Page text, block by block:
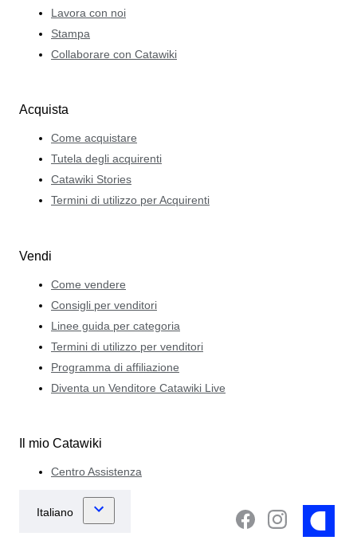
Lavora con noi
Stampa
Collaborare con Catawiki
Acquista
Come acquistare
Tutela degli acquirenti
Catawiki Stories
Termini di utilizzo per Acquirenti
Vendi
Come vendere
Consigli per venditori
Linee guida per categoria
Termini di utilizzo per venditori
Programma di affiliazione
Diventa un Venditore Catawiki Live
Il mio Catawiki
Centro Assistenza